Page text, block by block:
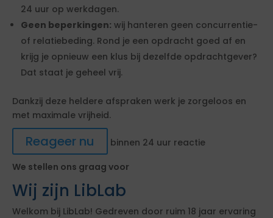
24 uur op werkdagen.
Geen beperkingen: wij hanteren geen concurrentie-
of relatiebeding. Rond je een opdracht goed af en
krijg je opnieuw een klus bij dezelfde opdrachtgever?
Dat staat je geheel vrij.
Dankzij deze heldere afspraken werk je zorgeloos en
met maximale vrijheid.
Reageer nu
binnen 24 uur reactie
We stellen ons graag voor
Wij zijn LibLab
Welkom bij LibLab! Gedreven door ruim 18 jaar ervaring